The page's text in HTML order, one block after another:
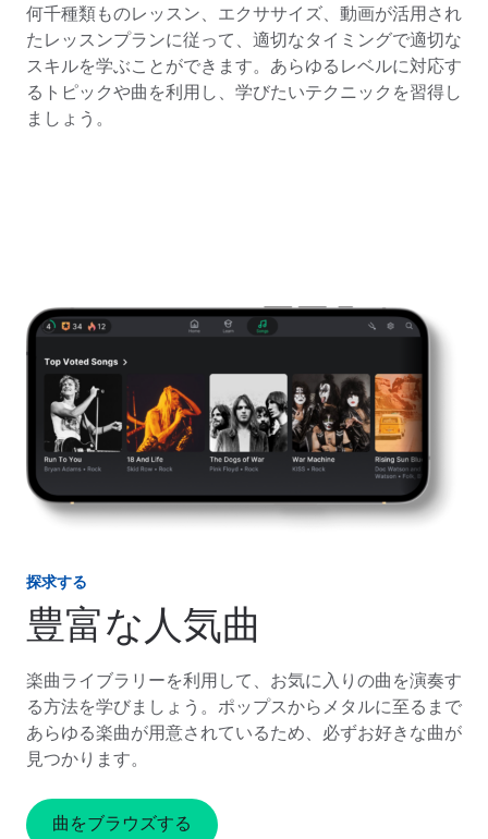
何千種類ものレッスン、エクササイズ、動画が活用され
たレッスンプランに従って、適切なタイミングで適切な
スキルを学ぶことができます。あらゆるレベルに対応す
るトピックや曲を利用し、学びたいテクニックを習得し
ましょう。
探求する
豊富な人気曲
楽曲ライブラリーを利用して、お気に入りの曲を演奏す
る方法を学びましょう。ポップスからメタルに至るまで
あらゆる楽曲が用意されているため、必ずお好きな曲が
見つかります。
曲をブラウズする